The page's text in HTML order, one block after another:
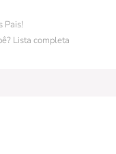
A
p m n
Pais!
Lista completa